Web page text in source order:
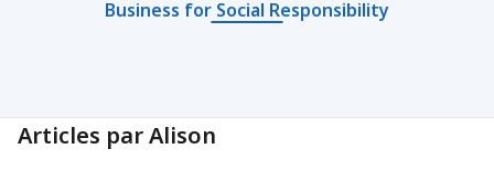
Business for Social Responsibility
Articles par Alison